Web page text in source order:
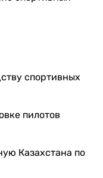
спортивных
пилотов
Казахстана по